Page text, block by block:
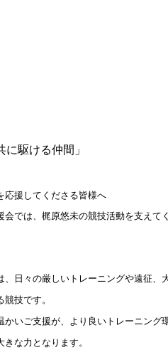
に駆ける仲間」
援してくださる皆様へ
会では、梶原悠未の競技活動を支えて
、日々の厳しいトレーニングや遠征、
技です。
かいご支援が、より良いトレーニング
きな力となります。